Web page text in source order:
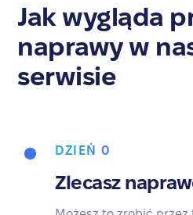
Jak wygląda
naprawy w
serwisie
DZIEŃ 0
Zlecasz